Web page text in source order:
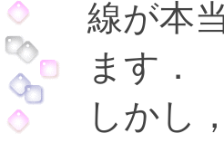
線が本
ます．
しかし